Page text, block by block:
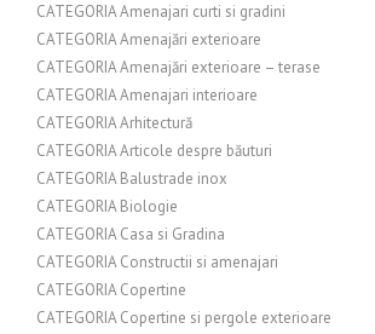
CATEGORIA Amenajari curti si gradini
CATEGORIA Amenajări exterioare
CATEGORIA Amenajări exterioare – terase
CATEGORIA Amenajari interioare
CATEGORIA Arhitectură
CATEGORIA Articole despre băuturi
CATEGORIA Balustrade inox
CATEGORIA Biologie
CATEGORIA Casa si Gradina
CATEGORIA Constructii si amenajari
CATEGORIA Copertine
CATEGORIA Copertine si pergole exterioare